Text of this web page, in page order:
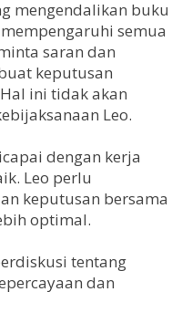
mengendalikan buku
semua
saran dan
keputusan
ini tidak akan
Leo.
dengan kerja
Leo perlu
keputusan bersama
optimal.
tentang
dan